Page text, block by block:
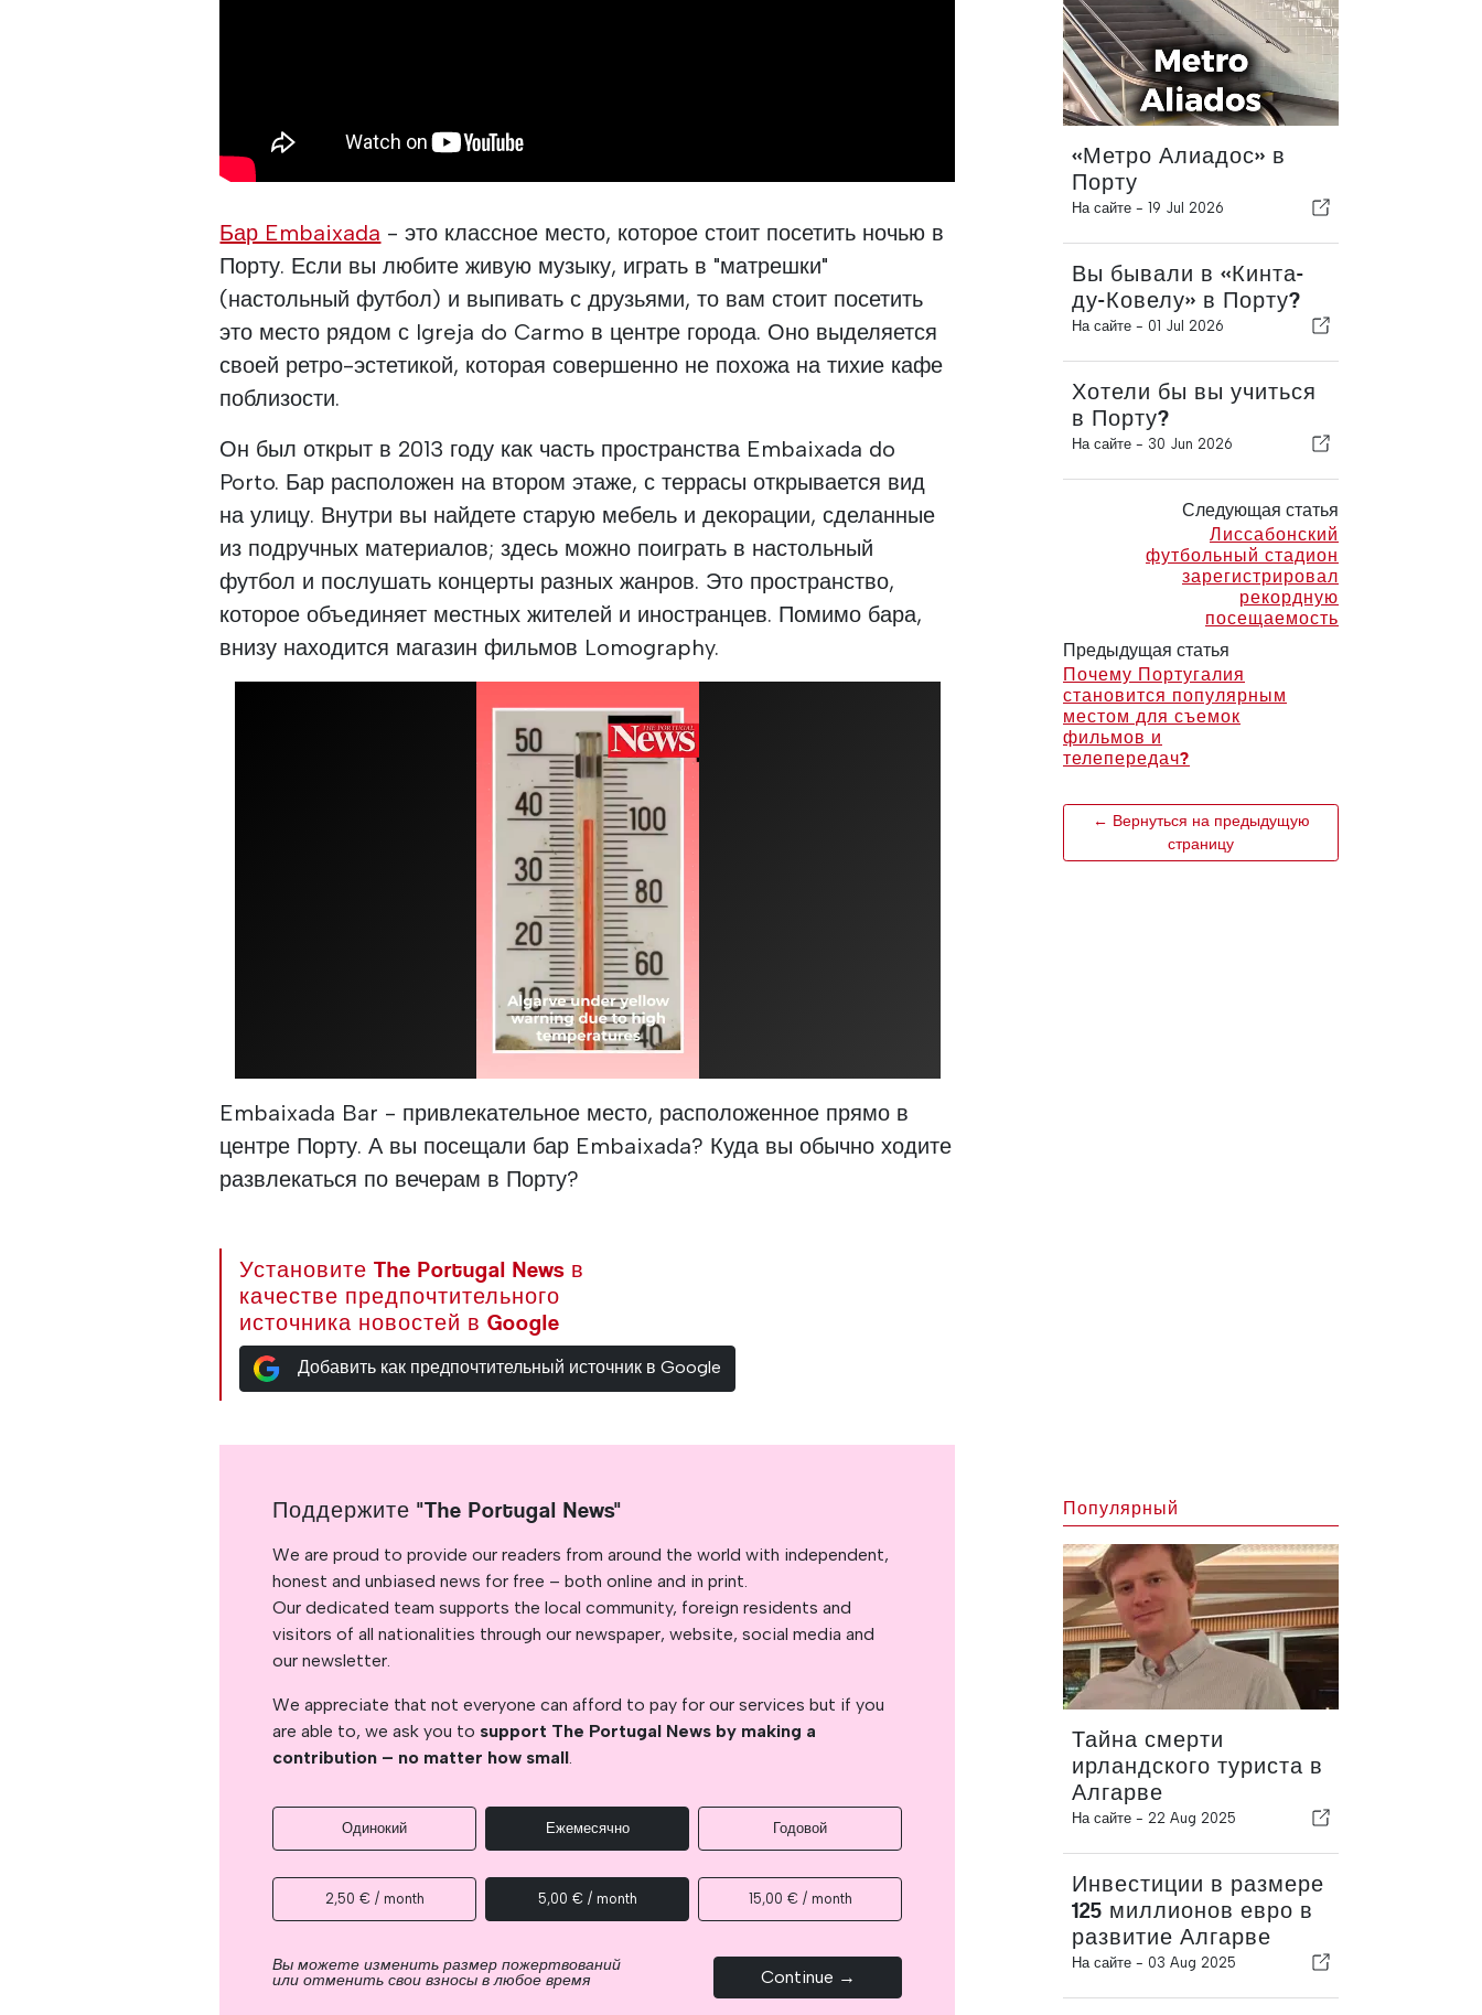
Бар Embaixada - это классное место, которое стоит посетить ночью в
Порту. Если вы любите живую музыку, играть в "матрешки"
(настольный футбол) и выпивать с друзьями, то вам стоит посетить
это место рядом с Igreja do Carmo в центре города. Оно выделяется
своей ретро-эстетикой, которая совершенно не похожа на тихие кафе
поблизости.
Он был открыт в 2013 году как часть пространства Embaixada do
Porto. Бар расположен на втором этаже, с террасы открывается вид
на улицу. Внутри вы найдете старую мебель и декорации, сделанные
из подручных материалов; здесь можно поиграть в настольный
футбол и послушать концерты разных жанров. Это пространство,
которое объединяет местных жителей и иностранцев. Помимо бара,
внизу находится магазин фильмов Lomography.
Embaixada Bar - привлекательное место, расположенное прямо в
центре Порту. А вы посещали бар Embaixada? Куда вы обычно ходите
развлекаться по вечерам в Порту?
Установите The Portugal News в
качестве предпочтительного
источника новостей в Google
Добавить как предпочтительный источник в Google
«Метро Алиадос» в
Порту
На сайте - 19 Jul 2026
Вы бывали в «Кинта-
ду-Ковелу» в Порту?
На сайте - 01 Jul 2026
Хотели бы вы учиться
в Порту?
На сайте - 30 Jun 2026
Следующая статья
Лиссабонский
футбольный стадион
зарегистрировал
рекордную
посещаемость
Предыдущая статья
Почему Португалия
становится популярным
местом для съемок
фильмов и
телепередач?
← Вернуться на предыдущую
страницу
Поддержите "The Portugal News"
We are proud to provide our readers from around the world with independent,
honest and unbiased news for free – both online and in print.
Our dedicated team supports the local community, foreign residents and
visitors of all nationalities through our newspaper, website, social media and
our newsletter.
We appreciate that not everyone can afford to pay for our services but if you
are able to, we ask you to support The Portugal News by making a
contribution – no matter how small.
Одинокий Ежемесячно Годовой
2,50 € / month 5,00 € / month 15,00 € / month
Вы можете изменить размер пожертвований
или отменить свои взносы в любое время Continue →
Популярный
Тайна смерти
ирландского туриста в
Алгарве
На сайте - 22 Aug 2025
Инвестиции в размере
125 миллионов евро в
развитие Алгарве
На сайте - 03 Aug 2025